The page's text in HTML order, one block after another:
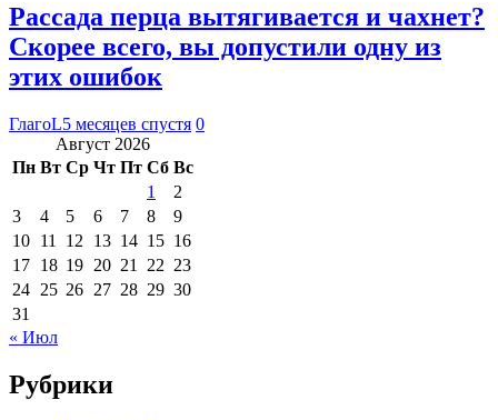
Рассада перца вытягивается и чахнет?
Скорее всего, вы допустили одну из
этих ошибок
ГлагоL5 месяцев спустя 0
Август 2026
Пн Вт Ср Чт Пт Сб Вс
1
2
3
4 5 6 7 8
9
10 11 12 13 14 15 16
17 18 19 20 21 22 23
24 25 26 27 28 29 30
31
« Июл
Рубрики